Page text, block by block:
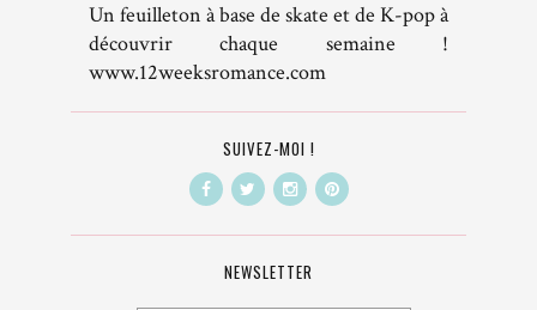
Un feuilleton à base de skate et de K-pop à
découvrir chaque semaine !
www.12weeksromance.com
SUIVEZ-MOI !
NEWSLETTER